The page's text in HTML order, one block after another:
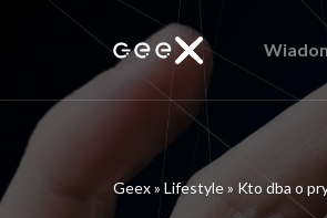
Geex» Lifestyle» Kto dba o